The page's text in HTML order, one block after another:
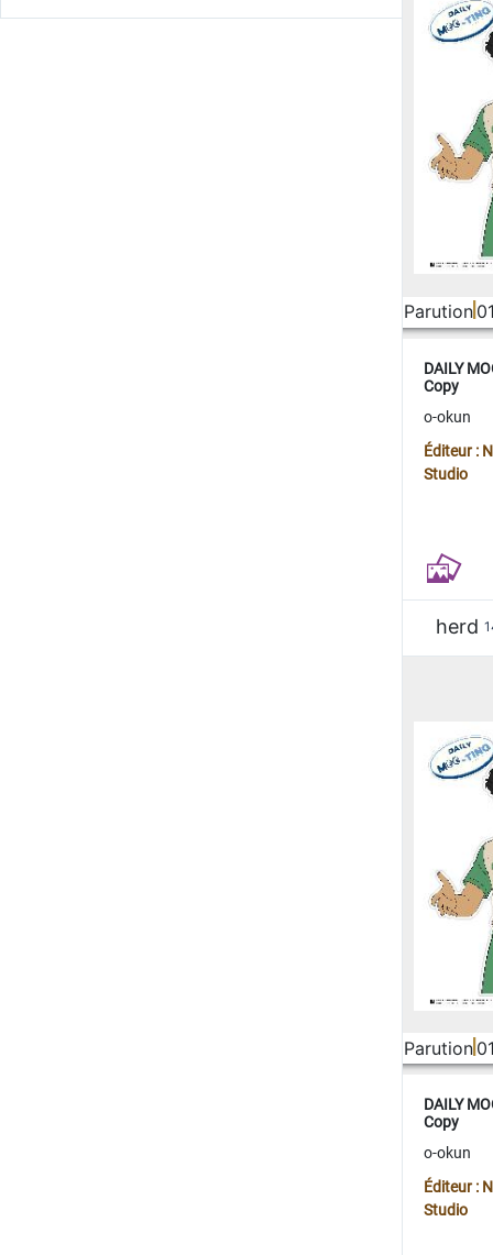
Parution
DAILY
Copy
o-okun
Éditeur :
Studio
herd
Parution
DAILY
Copy
o-okun
Éditeur :
Studio